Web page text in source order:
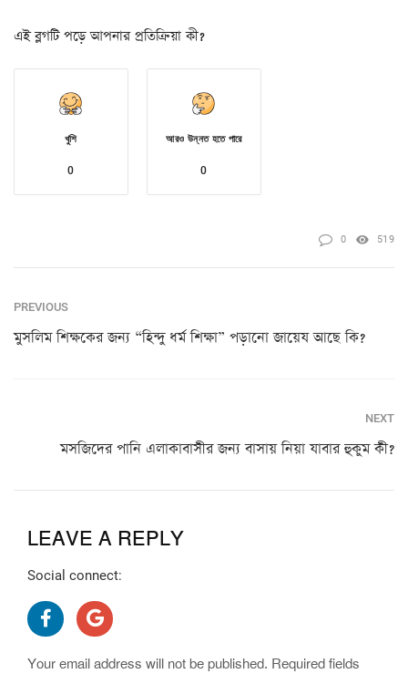
এই ব্লগটি পড়ে আপনার প্রতিক্রিয়া কী?
খুশি
0
আরও উন্নত হতে পারে
0
0 519
PREVIOUS
মুসলিম শিক্ষকের জন্য “হিন্দু ধর্ম শিক্ষা” পড়ানো জায়েয আছে কি?
NEXT
মসজিদের পানি এলাকাবাসীর জন্য বাসায় নিয়া যাবার হুকুম কী?
LEAVE A REPLY
Social connect:
Your email address will not be published. Required fields